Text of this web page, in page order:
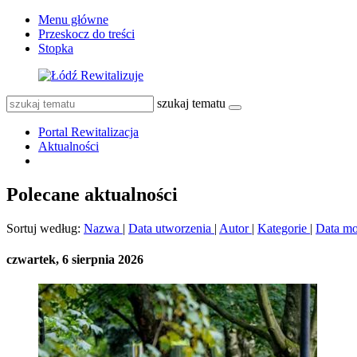
Menu główne
Przeskocz do treści
Stopka
szukaj tematu
Portal Rewitalizacja
Aktualności
Polecane aktualności
Sortuj według: Nazwa | Data utworzenia | Autor | Kategorie | Data
czwartek, 6 sierpnia 2026